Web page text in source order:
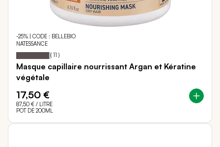
-25% | CODE : BELLEBIO
NATESSANCE
Notation: 96
% of
( 11 )
Masque capillaire nourrissant Argan et Kératine
végétale
17,50 €
87,50 € / LITRE
POT DE 200ML